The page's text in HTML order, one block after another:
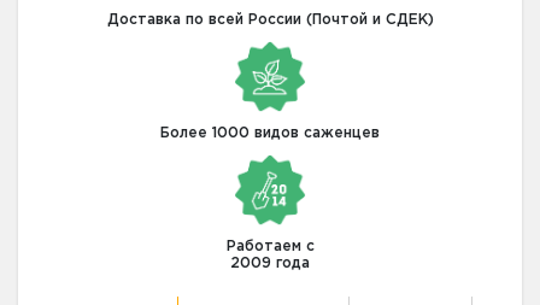
Доставка по всей России (Почтой и СДЕК)
Более 1000 видов саженцев
Работаем с
2009 года